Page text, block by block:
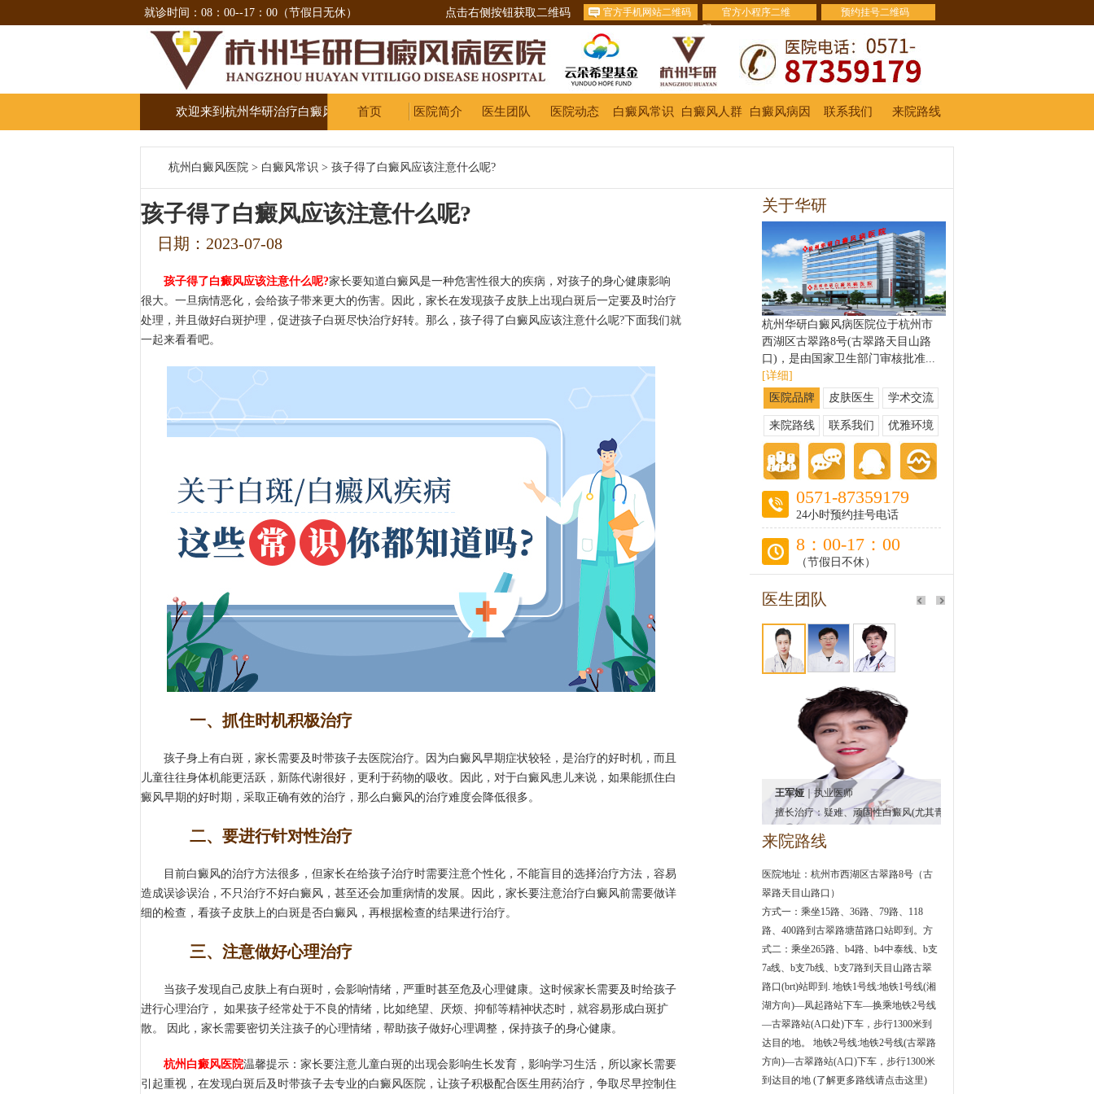
就诊时间：08：00--17：00（节假日无休） 点击右侧按钮获取二维码 官方手机网站二维码
官方小程序二维
码
预约挂号二维码
首页 医院简介 医生团队 医院动态 白癜风常识 白癜风人群 白癜风病因 联系我们 来院路线
欢迎来到杭州华研治疗白癜风医院
杭州白癜风医院 > 白癜风常识 > 孩子得了白癜风应该注意什么呢?
孩子得了白癜风应该注意什么呢?
日期：2023-07-08
孩子得了白癜风应该注意什么呢?家长要知道白癜风是一种危害性很大的疾病，对孩子的身心健康影响
很大。一旦病情恶化，会给孩子带来更大的伤害。因此，家长在发现孩子皮肤上出现白斑后一定要及时治疗
处理，并且做好白斑护理，促进孩子白斑尽快治疗好转。那么，孩子得了白癜风应该注意什么呢?下面我们就
一起来看看吧。
一、抓住时机积极治疗
孩子身上有白斑，家长需要及时带孩子去医院治疗。因为白癜风早期症状较轻，是治疗的好时机，而且
儿童往往身体机能更活跃，新陈代谢很好，更利于药物的吸收。因此，对于白癜风患儿来说，如果能抓住白
癜风早期的好时期，采取正确有效的治疗，那么白癜风的治疗难度会降低很多。
二、要进行针对性治疗
目前白癜风的治疗方法很多，但家长在给孩子治疗时需要注意个性化，不能盲目的选择治疗方法，容易
造成误诊误治，不只治疗不好白癜风，甚至还会加重病情的发展。因此，家长要注意治疗白癜风前需要做详
细的检查，看孩子皮肤上的白斑是否白癜风，再根据检查的结果进行治疗。
三、注意做好心理治疗
当孩子发现自己皮肤上有白斑时，会影响情绪，严重时甚至危及心理健康。这时候家长需要及时给孩子
进行心理治疗， 如果孩子经常处于不良的情绪，比如绝望、厌烦、抑郁等精神状态时，就容易形成白斑扩
散。 因此，家长需要密切关注孩子的心理情绪，帮助孩子做好心理调整，保持孩子的身心健康。
杭州白癜风医院温馨提示：家长要注意儿童白斑的出现会影响生长发育，影响学习生活，所以家长需要
引起重视，在发现白斑后及时带孩子去专业的白癜风医院，让孩子积极配合医生用药治疗，争取尽早控制住
关于华研
杭州华研白癜风病医院位于杭州市
西湖区古翠路8号(古翠路天目山路
口)，是由国家卫生部门审核批准...
[详细]
医院品牌
皮肤医生 学术交流
来院路线 联系我们 优雅环境
0571-87359179
24小时预约挂号电话
8：00-17：00
（节假日不休）
医生团队
王军娅｜执业医师
擅长治疗：疑难、顽固性白癜风(尤其青少
年、儿童患者群体)
来院路线
医院地址：杭州市西湖区古翠路8号（古
翠路天目山路口）
方式一：乘坐15路、36路、79路、118
路、400路到古翠路塘苗路口站即到。方
式二：乘坐265路、b4路、b4中泰线、b支
7a线、b支7b线、b支7路到天目山路古翠
路口(brt)站即到. 地铁1号线:地铁1号线(湘
湖方向)—凤起路站下车—换乘地铁2号线
—古翠路站(A口处)下车，步行1300米到
达目的地。 地铁2号线:地铁2号线(古翠路
方向)—古翠路站(A口)下车，步行1300米
到达目的地 (了解更多路线请点击这里)